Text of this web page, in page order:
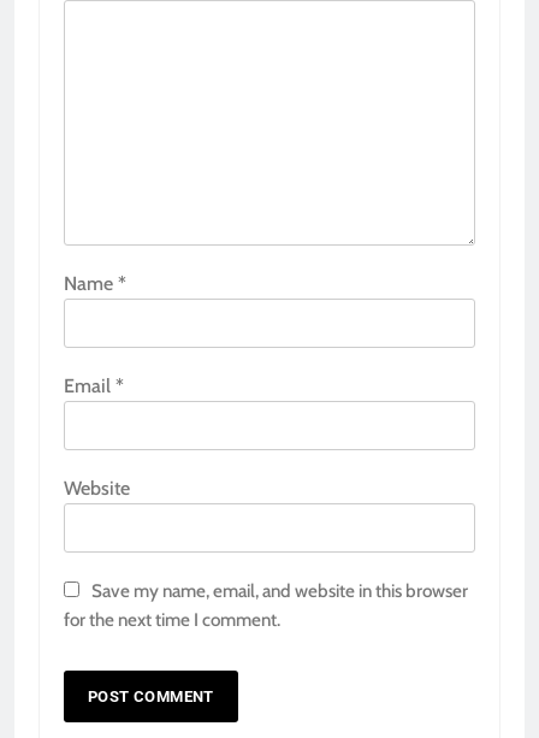
Name *
Email *
Website
Save my name, email, and website in this browser
for the next time I comment.